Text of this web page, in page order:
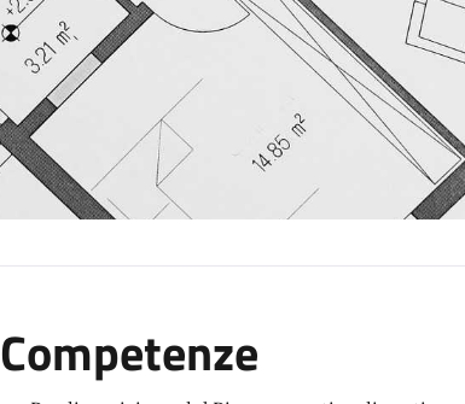
Competenze